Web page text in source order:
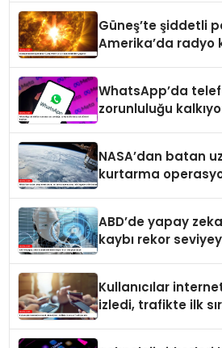
Güneş’te şiddetli
Amerika’da radyo
WhatsApp’da
zorunluluğu
NASA’dan batan
kurtarma
ABD’de yapay
kaybı rekor
Kullanıcılar
izledi, trafikte ilk